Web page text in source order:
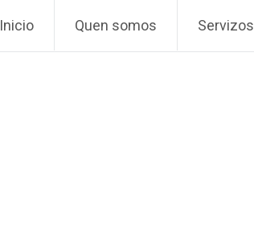
Inicio Quen somos Servizos